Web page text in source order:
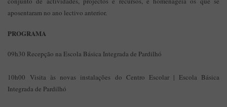
aposentaram no ano lectivo anterior.
PROGRAMA
09h30 Recepção na Escola Básica Integrada de Pardilhó
10h00 Visita às novas instalações do Centro Escolar | Escola Básica
Integrada de Pardilhó